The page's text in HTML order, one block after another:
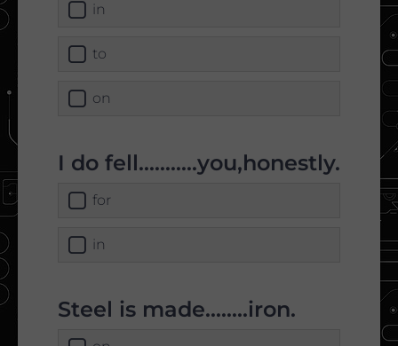
in
to
on
I do fell...........you,honestly.
for
in
Steel is made........iron.